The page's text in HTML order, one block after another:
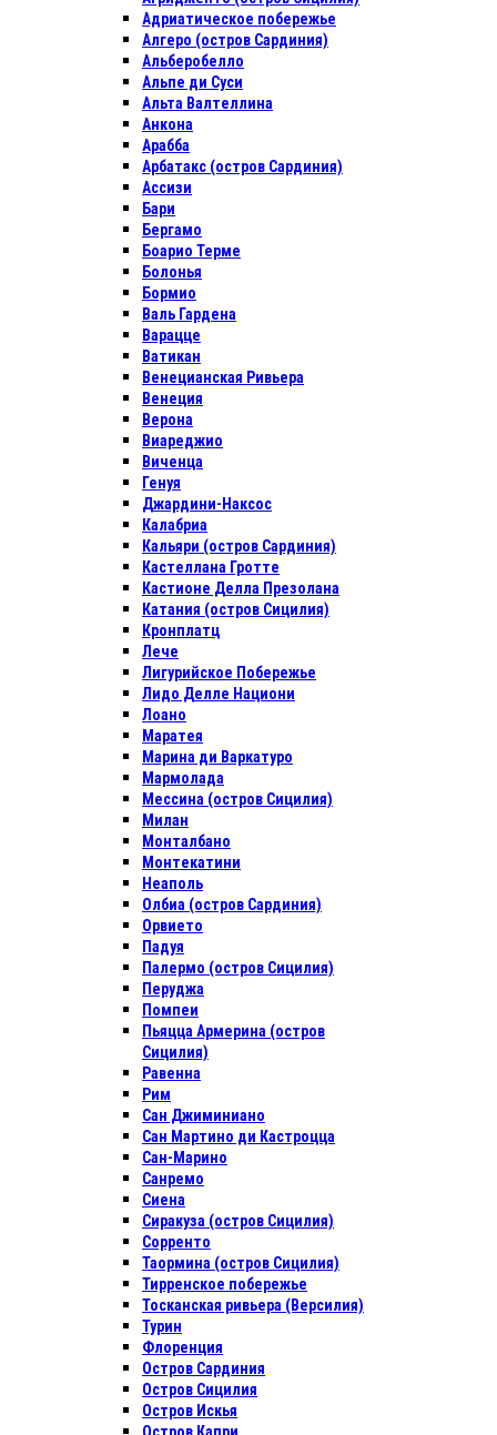
Адриатическое побережье
Алгеро (остров Сардиния)
Альберобелло
Альпе ди Суси
Альта Валтеллина
Анкона
Арабба
Арбатакс (остров Сардиния)
Ассизи
Бари
Бергамо
Боарио Терме
Болонья
Бормио
Валь Гардена
Варацце
Ватикан
Венецианская Ривьера
Венеция
Верона
Виареджио
Виченца
Генуя
Джардини-Наксос
Калабриа
Кальяри (остров Сардиния)
Кастеллана Гротте
Кастионе Делла Презолана
Катания (остров Сицилия)
Кронплатц
Лече
Лигурийское Побережье
Лидо Делле Национи
Лоано
Маратея
Марина ди Варкатуро
Мармолада
Мессина (остров Сицилия)
Милан
Монталбано
Монтекатини
Неаполь
Олбиа (остров Сардиния)
Орвието
Падуя
Палермо (остров Сицилия)
Перуджа
Помпеи
Пьяцца Армерина (остров
Сицилия)
Равенна
Рим
Сан Джиминиано
Сан Мартино ди Кастроцца
Сан-Марино
Санремо
Сиена
Сиракуза (остров Сицилия)
Сорренто
Таормина (остров Сицилия)
Тирренское побережье
Тосканская ривьера (Версилия)
Турин
Флоренция
Остров Сардиния
Остров Сицилия
Остров Искья